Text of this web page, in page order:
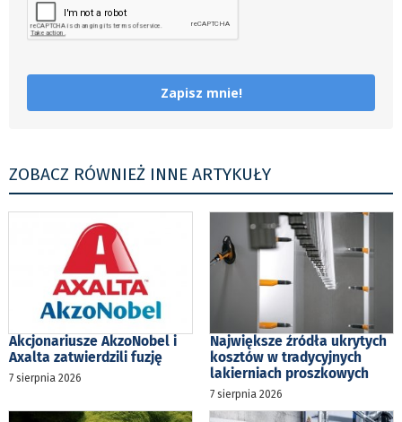
Zapisz mnie!
ZOBACZ RÓWNIEŻ INNE ARTYKUŁY
Akcjonariusze AkzoNobel i
Axalta zatwierdzili fuzję
7 sierpnia 2026
Największe źródła ukrytych
kosztów w tradycyjnych
lakierniach proszkowych
7 sierpnia 2026